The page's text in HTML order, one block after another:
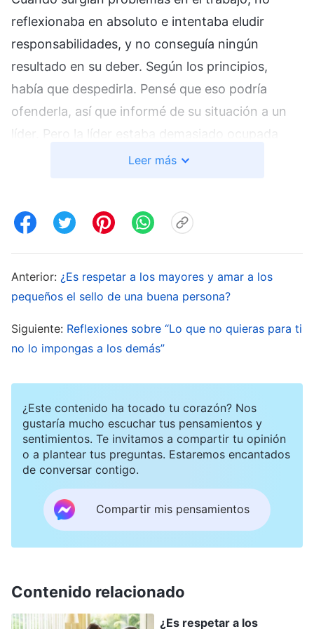
reflexionaba en absoluto e intentaba eludir
responsabilidades, y no conseguía ningún
resultado en su deber. Según los principios,
había que despedirla. Pensé que eso podría
ofenderla, así que informé de su situación a un
líder. Pero la líder estaba demasiado ocupada
para venir, así que me hizo despedir a Wu Xin.
ataques y la exclusión de opiniones diferentes, y
consecuencias de sus problemas, pero me
cómo ella valoraba la reputación y el estatus y en
lo frágil que era. Si desenmascaraba y
diseccionaba sus problemas, y ella no podía
soportarlo y desarrollaba un prejuicio contra mí,
¿qué pasaría entonces? Pensé que era mejor
callarme. Así que me limité a decirle que ella no
estaba obteniendo resultados y luego la despedí,
le dije algunas palabras de consuelo y la hice
reflexionar sobre sí misma. Cuando la líder se
“Sus problemas eran muy graves, ¡pero no los
Leer más
Anterior: ¿Es respetar a los mayores y amar a los
pequeños el sello de una buena persona?
Siguiente: Reflexiones sobre “Lo que no quieras para ti
no lo impongas a los demás”
¿Este contenido ha tocado tu corazón? Nos
gustaría mucho escuchar tus pensamientos y
sentimientos. Te invitamos a compartir tu opinión
o a plantear tus preguntas. Estaremos encantados
de conversar contigo.
Compartir mis pensamientos
Contenido relacionado
¿Es respetar a los